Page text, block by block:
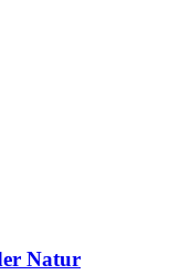
Natur